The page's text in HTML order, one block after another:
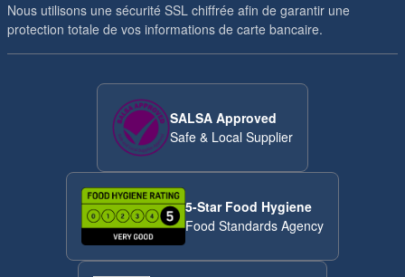
Nous utilisons une sécurité SSL chiffrée afin de garantir une
protection totale de vos informations de carte bancaire.
SALSA Approved
Safe & Local Supplier
5-Star Food Hygiene
Food Standards Agency